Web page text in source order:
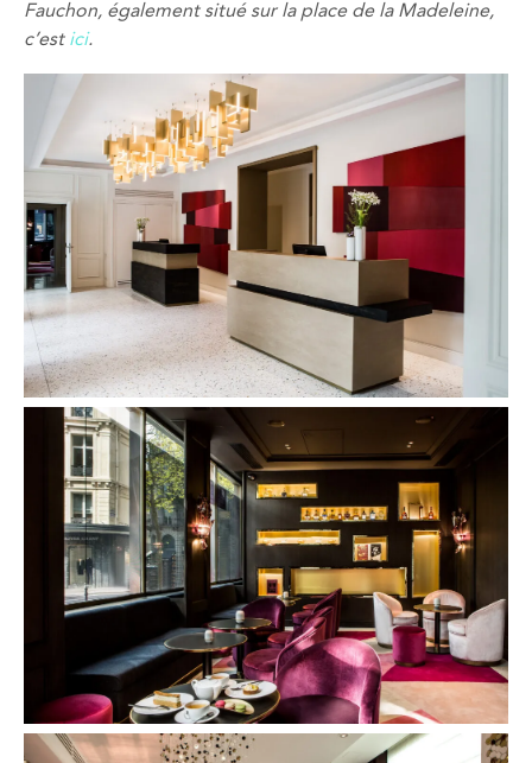
Fauchon, également situé sur la place de la Madeleine,
c’est ici.